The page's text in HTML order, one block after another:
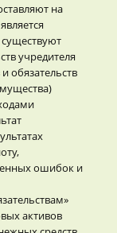
на
учредителя
обязательств
ошибок и
активов